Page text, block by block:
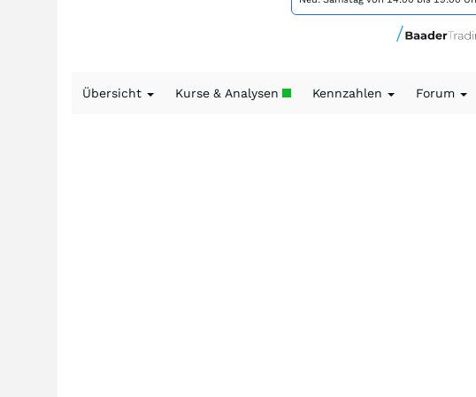
Übersicht Kurse & Analysen Kennzahlen Forum